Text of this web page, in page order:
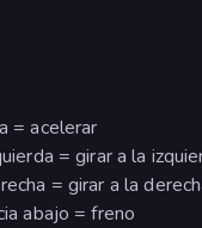
= acelerar
= girar a la
= girar a la
abajo = freno